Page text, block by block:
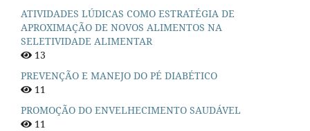
ATIVIDADES LÚDICAS COMO ESTRATÉGIA DE
APROXIMAÇÃO DE NOVOS ALIMENTOS NA
SELETIVIDADE ALIMENTAR
13
PREVENÇÃO E MANEJO DO PÉ DIABÉTICO
11
PROMOÇÃO DO ENVELHECIMENTO SAUDÁVEL
11